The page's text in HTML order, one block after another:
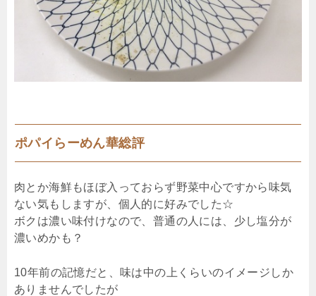
ポパイらーめん華総評
肉とか海鮮もほぼ入っておらず野菜中心ですから味気
ない気もしますが、個人的に好みでした☆
ボクは濃い味付けなので、普通の人には、少し塩分が
濃いめかも？
10年前の記憶だと、味は中の上くらいのイメージしか
ありませんでしたが